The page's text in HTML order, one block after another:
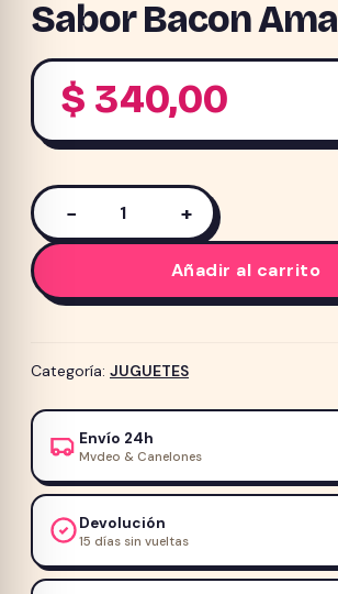
Sabor Bacon
$ 340,00
Juguete
Macizo
para
perro
CARNIVORE
Largo
Sabor
Bacon
Amarillo
cantidad
− +
Añadir al carrito
Categoría: JUGUETES
Envío 24h
Mvdeo & Canelones
Devolución
15 días sin vueltas